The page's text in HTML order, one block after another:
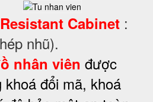
Cabinet :
nhũ).
nhân viên được
đổi mã, khoá